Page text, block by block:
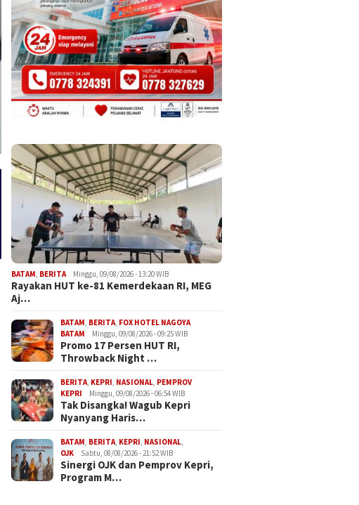
BATAM, BERITA Minggu, 09/08/2026 - 13:20 WIB
Rayakan HUT ke-81 Kemerdekaan RI, MEG
Aj…
BATAM, BERITA, FOX HOTEL NAGOYA
BATAM
Minggu, 09/08/2026 - 09:25 WIB
Promo 17 Persen HUT RI,
Throwback Night …
BERITA, KEPRI, NASIONAL, PEMPROV
KEPRI
Minggu, 09/08/2026 - 06:54 WIB
Tak Disangka! Wagub Kepri
Nyanyang Haris…
BATAM, BERITA, KEPRI, NASIONAL,
OJK
Sabtu, 08/08/2026 - 21:52 WIB
Sinergi OJK dan Pemprov Kepri,
Program M…